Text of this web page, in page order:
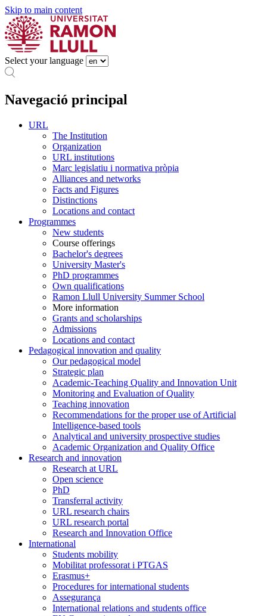
Skip to main content
Select your language
Navegació principal
URL
The Institution
Organization
URL institutions
Marc legislatiu i normativa pròpia
Alliances and networks
Facts and Figures
Distinctions
Locations and contact
Programmes
New students
Course offerings
Bachelor's degrees
University Master's
PhD programmes
Own qualifications
Ramon Llull University Summer School
More information
Grants and scholarships
Admissions
Locations and contact
Pedagogical innovation and quality
Our pedagogical model
Strategic plan
Academic-Teaching Quality and Innovation Unit
Monitoring and Evaluation of Quality
Teaching innovation
Recommendations for the proper use of Artificial
Intelligence-based tools
Analytical and university prospective studies
Academic Organization and Quality Office
Research and innovation
Research at URL
Open science
PhD
Transferral activity
URL research chairs
URL research portal
Research and Innovation Office
International
Students mobility
Mobilitat professorat i PTGAS
Erasmus+
Procedures for international students
Assegurança
International relations and students office